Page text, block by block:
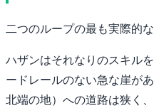
二つのループの最も実際的
ハザンはそれなりのスキル
ードレールのない急な崖が
北端の地）への道路は狭く